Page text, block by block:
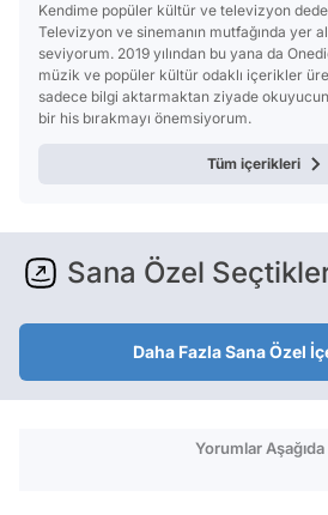
Kendime popüler kültür ve televizyon
Televizyon ve sinemanın mutfağında yer
seviyorum. 2019 yılından bu yana da
müzik ve popüler kültür odaklı içerikler
sadece bilgi aktarmaktan ziyade
bir his bırakmayı önemsiyorum.
Tüm içerikleri
Sana Özel
Daha Fazla Sana Özel
Yorumlar Aşağıda